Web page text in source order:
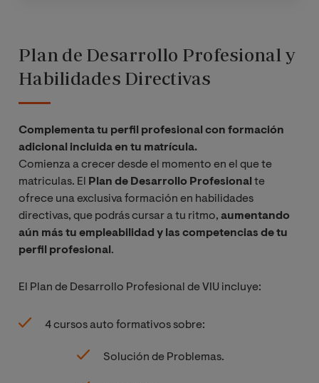
Plan de Desarrollo Profesional y
Habilidades Directivas
Complementa tu perfil profesional con formación
adicional incluida en tu matrícula.
Comienza a crecer desde el momento en el que te
matriculas. El Plan de Desarrollo Profesionalte
ofrece una exclusiva formación en habilidades
directivas, que podrás cursar a tu ritmo, aumentando
aún más tu empleabilidad y las competencias de tu
perfil profesional.
El Plan de Desarrollo Profesional de VIU incluye:
4 cursos auto formativos sobre:
Solución de Problemas.